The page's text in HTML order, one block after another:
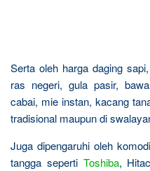
Serta oleh harga daging
ras negeri, gula pasir,
cabai, mie instan, kacang
tradisional maupun di
Juga dipengaruhi oleh
tangga seperti Toshiba,